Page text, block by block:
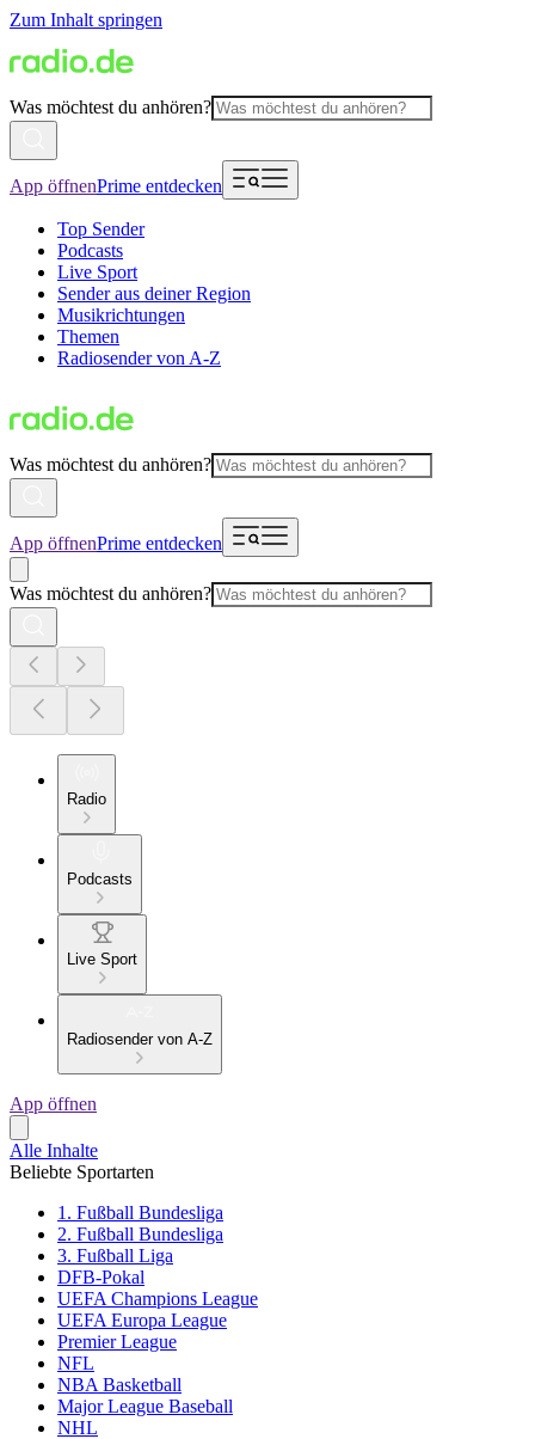
Zum Inhalt springen
Was möchtest du anhören?
App öffnenPrime entdecken
Top Sender
Podcasts
Live Sport
Sender aus deiner Region
Musikrichtungen
Themen
Radiosender von A-Z
Was möchtest du anhören?
App öffnenPrime entdecken
Was möchtest du anhören?
Radio
Podcasts
Live Sport
Radiosender von A-Z
App öffnen
Alle Inhalte
Beliebte Sportarten
1. Fußball Bundesliga
2. Fußball Bundesliga
3. Fußball Liga
DFB-Pokal
UEFA Champions League
UEFA Europa League
Premier League
NFL
NBA Basketball
Major League Baseball
NHL